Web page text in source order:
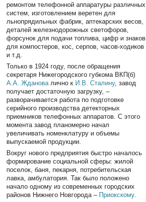
ремонтом телефонной аппаратуры различных
систем, изготовлением веретен для
льнопрядильных фабрик, аптекарских весов,
деталей железнодорожных светофоров,
форсунок для подачи топлива, цифр и знаков
для компостеров, кос, серпов, часов-ходиков
и т.д.
Только в 1924 году, после обращения
секретаря Нижегородского губкома ВКП(б)
А.А. Жданова лично к И.В. Сталину, завод
получает достаточную загрузку, –
разворачивается работа по подготовке
серийного производства детекторных
приемников телефонных аппаратов. С этого
момента завод планомерно начал
увеличивать номенклатуру и объемы
выпускаемой продукции.
Вокруг нового предприятия быстро началось
формирование социальной сферы: жилой
поселок, баня, пекарня, потребительская
лавка, амбулатория. Так было положено
начало одному из современных городских
районов Нижнего Новгорода – Приокскому.